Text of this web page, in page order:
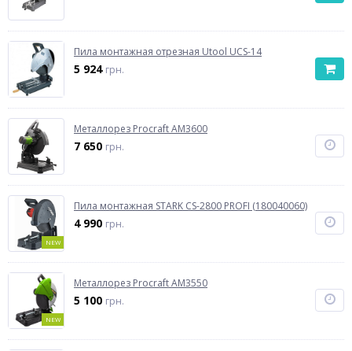
Пила монтажная отрезная Utool UCS-14
5 924 грн.
Металлорез Procraft AM3600
7 650 грн.
NEW
Пила монтажная STARK CS-2800 PROFI (180040060)
4 990 грн.
NEW
Металлорез Procraft AM3550
5 100 грн.